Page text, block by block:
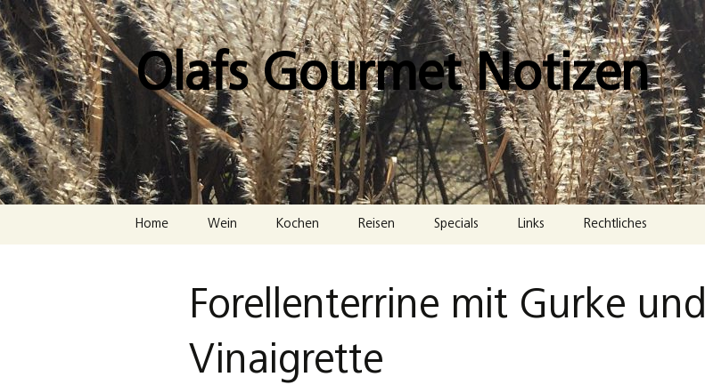
Zum
Inhalt
springen
Olafs Gourmet Notizen
Home Wein Kochen Reisen Specials Links Rechtliches
Datenschutzerklärung
Forellenterrine mit Gurke und
Vinaigrette